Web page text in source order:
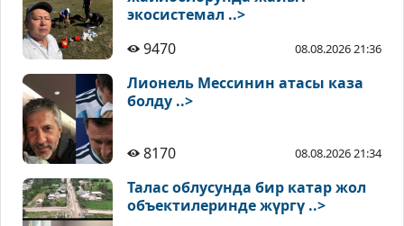
экосистемал ..>
9470
08.08.2026 21:36
Лионель Мессинин атасы каза
болду ..>
8170 08.08.2026 21:34
Талас облусунда бир катар жол
объектилеринде жүргү ..>